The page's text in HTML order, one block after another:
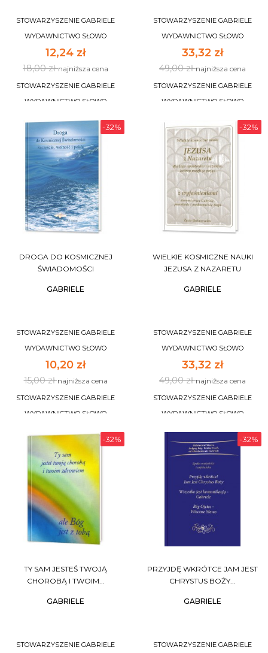
STOWARZYSZENIE GABRIELE
WYDAWNICTWO SŁOWO
12,24 zł
18,00 złnajniższa cena
STOWARZYSZENIE GABRIELE
WYDAWNICTWO SŁOWO
DO KOSZYKA
STOWARZYSZENIE GABRIELE
WYDAWNICTWO SŁOWO
33,32 zł
49,00 złnajniższa cena
STOWARZYSZENIE GABRIELE
WYDAWNICTWO SŁOWO
DO KOSZYKA
-32%
DROGA DO KOSMICZNEJ
ŚWIADOMOŚCI
GABRIELE
STOWARZYSZENIE GABRIELE
WYDAWNICTWO SŁOWO
10,20 zł
15,00 złnajniższa cena
STOWARZYSZENIE GABRIELE
WYDAWNICTWO SŁOWO
DO KOSZYKA
-32%
WIELKIE KOSMICZNE NAUKI
JEZUSA Z NAZARETU
GABRIELE
STOWARZYSZENIE GABRIELE
WYDAWNICTWO SŁOWO
33,32 zł
49,00 złnajniższa cena
STOWARZYSZENIE GABRIELE
WYDAWNICTWO SŁOWO
DO KOSZYKA
-32%
TY SAM JESTEŚ TWOJĄ
CHOROBĄ I TWOIM...
GABRIELE
STOWARZYSZENIE GABRIELE
-32%
PRZYJDĘ WKRÓTCE JAM JEST
CHRYSTUS BOŻY...
GABRIELE
STOWARZYSZENIE GABRIELE